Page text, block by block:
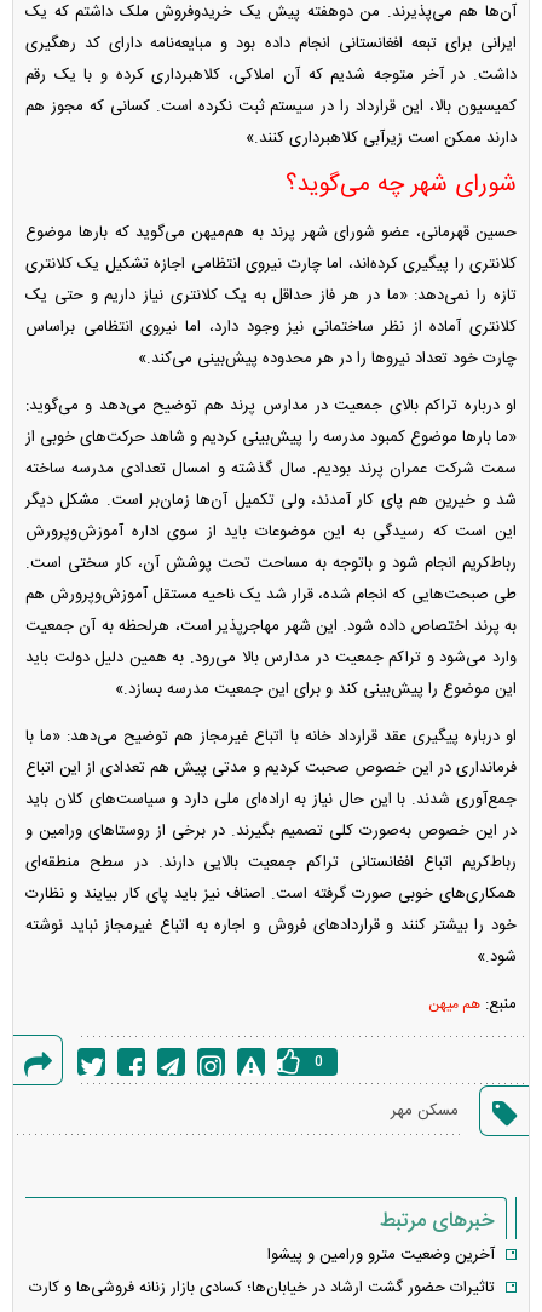
آن‌ها هم می‌پذیرند. من دوهفته پیش یک خریدوفروش ملک داشتم که یک
ایرانی برای تبعه افغانستانی انجام داده بود و مبایعه‌نامه دارای کد رهگیری
داشت. در آخر متوجه شدیم که آن املاکی، کلاهبرداری کرده و با یک رقم
کمیسیون بالا، این قرارداد را در سیستم ثبت نکرده است. کسانی که مجوز هم
دارند ممکن است زیرآبی کلاهبرداری کنند.»
شورای شهر چه می‌گوید؟
حسین قهرمانی، عضو شورای شهر پرند به هم‌میهن می‌گوید که بار‌ها موضوع
کلانتری را پیگیری کرده‌اند، اما چارت نیروی انتظامی اجازه تشکیل یک کلانتری
تازه را نمی‌دهد: «ما در هر فاز حداقل به یک کلانتری نیاز داریم و حتی یک
کلانتری آماده از نظر ساختمانی نیز وجود دارد، اما نیروی انتظامی براساس
چارت خود تعداد نیرو‌ها را در هر محدوده پیش‌بینی می‌کند.»
او درباره تراکم بالای جمعیت در مدارس پرند هم توضیح می‌دهد و می‌گوید:
«ما بار‌ها موضوع کمبود مدرسه را پیش‌بینی کردیم و شاهد حرکت‌های خوبی از
سمت شرکت عمران پرند بودیم. سال گذشته و امسال تعدادی مدرسه ساخته
شد و خیرین هم پای کار آمدند، ولی تکمیل آن‌ها زمان‌بر است. مشکل دیگر
این است که رسیدگی به این موضوعات باید از سوی اداره آموزش‌وپرورش
رباط‌کریم انجام شود و باتوجه به مساحت تحت پوشش آن، کار سختی است.
طی صبحت‌هایی که انجام شده، قرار شد یک ناحیه مستقل آموزش‌وپرورش هم
به پرند اختصاص داده شود. این شهر مهاجرپذیر است، هرلحظه به آن جمعیت
وارد می‌شود و تراکم جمعیت در مدارس بالا می‌رود. به همین دلیل دولت باید
این موضوع را پیش‌بینی کند و برای این جمعیت مدرسه بسازد.»
او درباره پیگیری عقد قرارداد خانه با اتباع غیرمجاز هم توضیح می‌دهد: «ما با
فرمانداری در این خصوص صحبت کردیم و مدتی پیش هم تعدادی از این اتباع
جمع‌آوری شدند. با این حال نیاز به اراده‌ای ملی دارد و سیاست‌های کلان باید
در این خصوص به‌صورت کلی تصمیم بگیرند. در برخی از روستا‌های ورامین و
رباط‌کریم اتباع افغانستانی تراکم جمعیت بالایی دارند. در سطح منطقه‌ای
همکاری‌های خوبی صورت گرفته است. اصناف نیز باید پای کار بیایند و نظارت
خود را بیشتر کنند و قرارداد‌های فروش و اجاره به اتباع غیرمجاز نباید نوشته
شود.»
منبع: هم میهن
خطا
0
مسکن مهر
خبرهای مرتبط
آخرین وضعیت مترو ورامین و پیشوا
تاثیرات حضور گشت ارشاد در خیابان‌ها؛ کسادی بازار زنانه فروشی‌ها و کارت